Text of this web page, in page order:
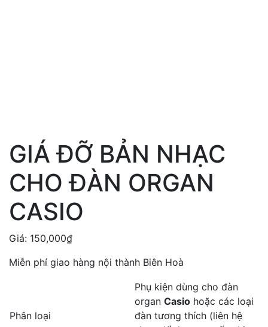
GIÁ ĐỠ BẢN NHẠC
CHO ĐÀN ORGAN
CASIO
Giá: 150,000₫
Miễn phí giao hàng nội thành Biên Hoà
Phân loại
Phụ kiện dùng cho đàn
organ Casio hoặc các loại
đàn tương thích (liên hệ